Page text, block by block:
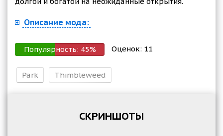
Описание мода:
Популярность: 45% Оценок: 11
Park Thimbleweed
СКРИНШОТЫ